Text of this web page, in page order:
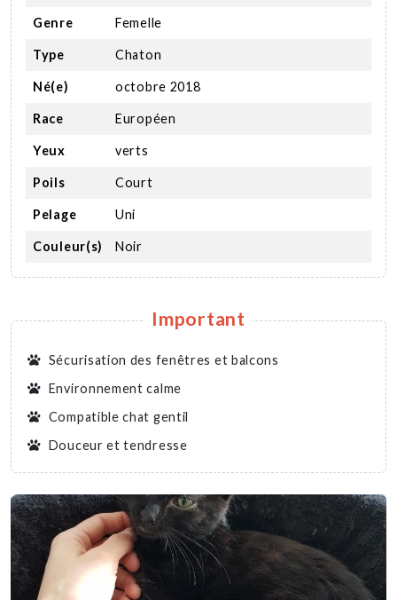
Genre Femelle
Type Chaton
Né(e) octobre 2018
Race Européen
Yeux verts
Poils Court
Pelage Uni
Couleur(s) Noir
Important
Sécurisation des fenêtres et balcons
Environnement calme
Compatible chat gentil
Douceur et tendresse